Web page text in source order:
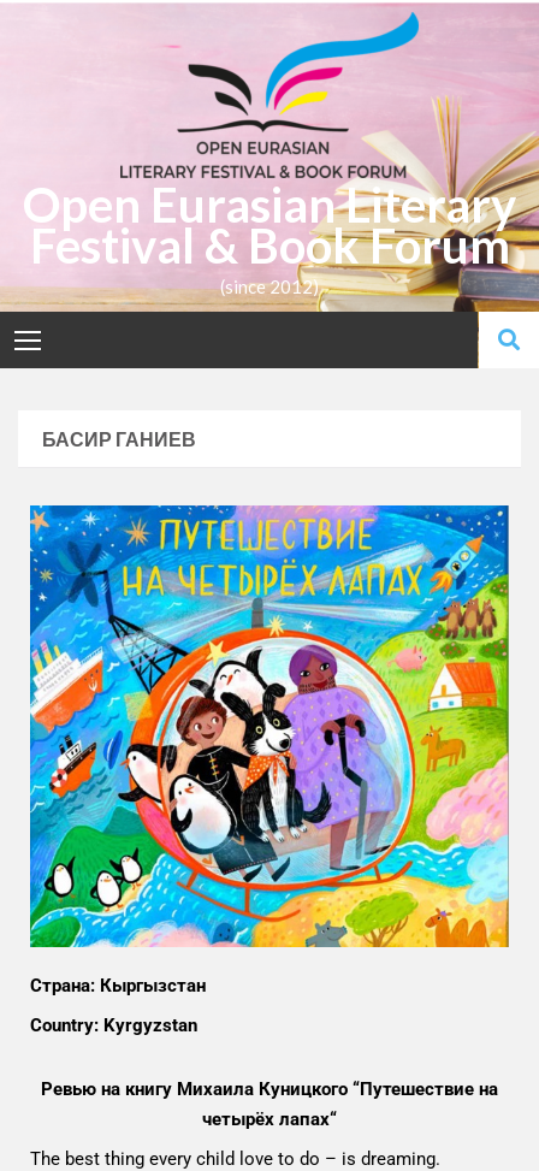
Open Eurasian Literary
Festival & Book Forum
(since 2012)
БАСИР ГАНИЕВ
Страна: Кыргызстан
Country: Kyrgyzstan
Ревью на книгу Михаила Куницкого “Путешествие на
четырёх лапах“
The best thing every child love to do – is dreaming.